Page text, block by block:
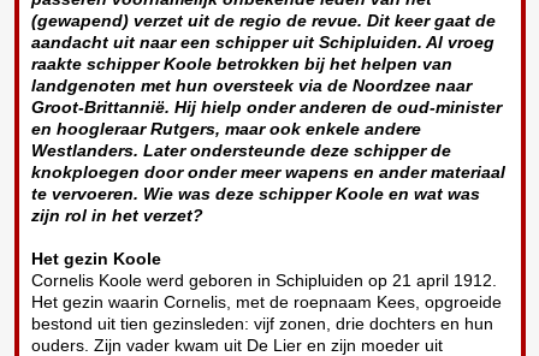
(gewapend) verzet uit de regio de revue. Dit keer gaat de
aandacht uit naar een schipper uit Schipluiden. Al vroeg
raakte schipper Koole betrokken bij het helpen van
landgenoten met hun oversteek via de Noordzee naar
Groot-Brittannië. Hij hielp onder anderen de oud-minister
en hoogleraar Rutgers, maar ook enkele andere
Westlanders. Later ondersteunde deze schipper de
knokploegen door onder meer wapens en ander materiaal
te vervoeren. Wie was deze schipper Koole en wat was
zijn rol in het verzet?
Het gezin Koole
Cornelis Koole werd geboren in Schipluiden op 21 april 1912.
Het gezin waarin Cornelis, met de roepnaam Kees, opgroeide
bestond uit tien gezinsleden: vijf zonen, drie dochters en hun
ouders. Zijn vader kwam uit De Lier en zijn moeder uit